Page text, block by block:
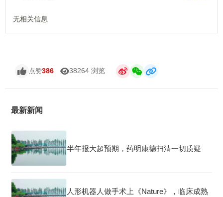
无相关信息
点赞386 38264 浏览
最新新闻
半年报大超预期，药明康德扫清一切质疑
人形机器人做手术上《Nature》，临床成熟